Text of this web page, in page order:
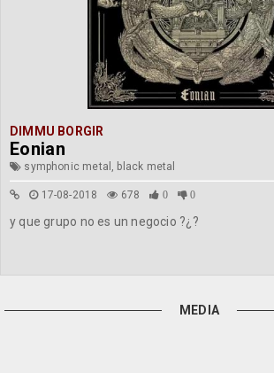
DIMMU BORGIR
Eonian
symphonic metal, black metal
17-08-2018 678 0 0
y que grupo no es un negocio ?¿?
MEDIA